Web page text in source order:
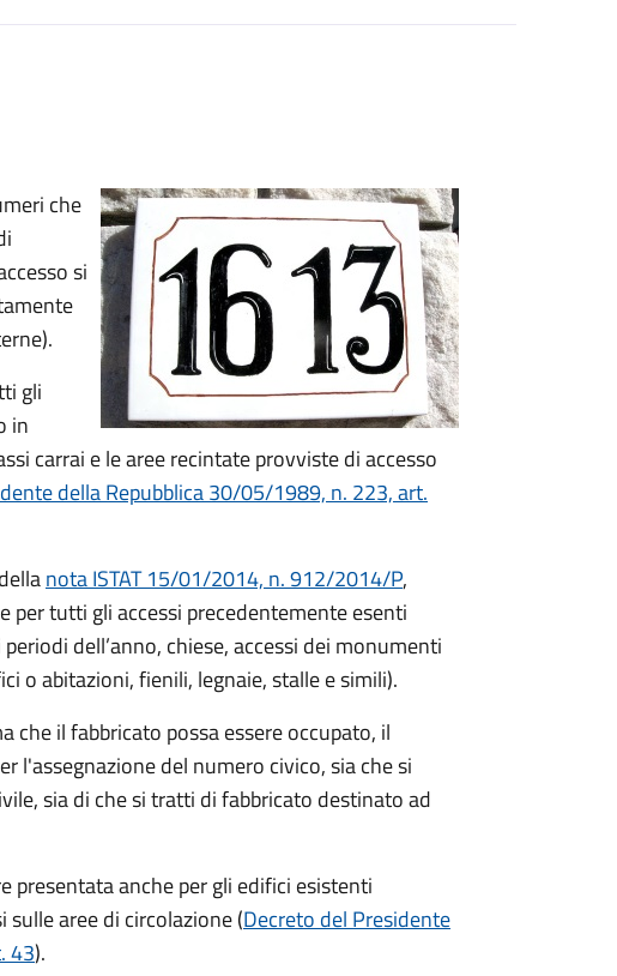
che
si
gli
in
carrai e le aree recintate provviste di accesso
della Repubblica 30/05/1989, n. 223, art.
nota ISTAT 15/01/2014, n. 912/2014/P,
per tutti gli accessi precedentemente esenti
dell’anno, chiese, accessi dei monumenti
o abitazioni, fienili, legnaie, stalle e simili).
il fabbricato possa essere occupato, il
l'assegnazione del numero civico, sia che si
sia di che si tratti di fabbricato destinato ad
presentata anche per gli edifici esistenti
aree di circolazione (Decreto del Presidente
43).